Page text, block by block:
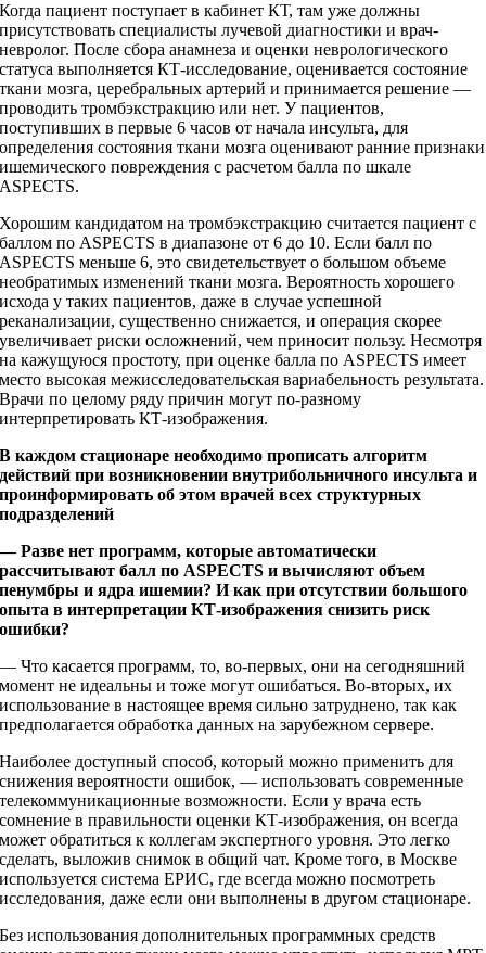
Когда пациент поступает в кабинет КТ, там уже должны
присутствовать специалисты лучевой диагностики и врач-
невролог. После сбора анамнеза и оценки неврологического
статуса выполняется КТ-исследование, оценивается состояние
ткани мозга, церебральных артерий и принимается решение —
проводить тромбэкстракцию или нет. У пациентов,
поступивших в первые 6 часов от начала инсульта, для
определения состояния ткани мозга оценивают ранние признаки
ишемического повреждения с расчетом балла по шкале
ASPECTS.
Хорошим кандидатом на тромбэкстракцию считается пациент с
баллом по ASPECTS в диапазоне от 6 до 10. Если балл по
ASPECTS меньше 6, это свидетельствует о большом объеме
необратимых изменений ткани мозга. Вероятность хорошего
исхода у таких пациентов, даже в случае успешной
реканализации, существенно снижается, и операция скорее
увеличивает риски осложнений, чем приносит пользу. Несмотря
на кажущуюся простоту, при оценке балла по ASPECTS имеет
место высокая межисследовательская вариабельность результата.
Врачи по целому ряду причин могут по-разному
интерпретировать КТ-изображения.
В каждом стационаре необходимо прописать алгоритм
действий при возникновении внутрибольничного инсульта и
проинформировать об этом врачей всех структурных
подразделений
— Разве нет программ, которые автоматически
рассчитывают балл по ASPECTS и вычисляют объем
пенумбры и ядра ишемии? И как при отсутствии большого
опыта в интерпретации КТ-изображения снизить риск
ошибки?
— Что касается программ, то, во‑первых, они на сегодняшний
момент не идеальны и тоже могут ошибаться. Во-вторых, их
использование в настоящее время сильно затруднено, так как
предполагается обработка данных на зарубежном сервере.
Наиболее доступный способ, который можно применить для
снижения вероятности ошибок, — использовать современные
телекоммуникационные возможности. Если у врача есть
сомнение в правильности оценки КТ-изображения, он всегда
может обратиться к коллегам экспертного уровня. Это легко
сделать, выложив снимок в общий чат. Кроме того, в Москве
используется система ЕРИС, где всегда можно посмотреть
исследования, даже если они выполнены в другом стационаре.
Без использования дополнительных программных средств